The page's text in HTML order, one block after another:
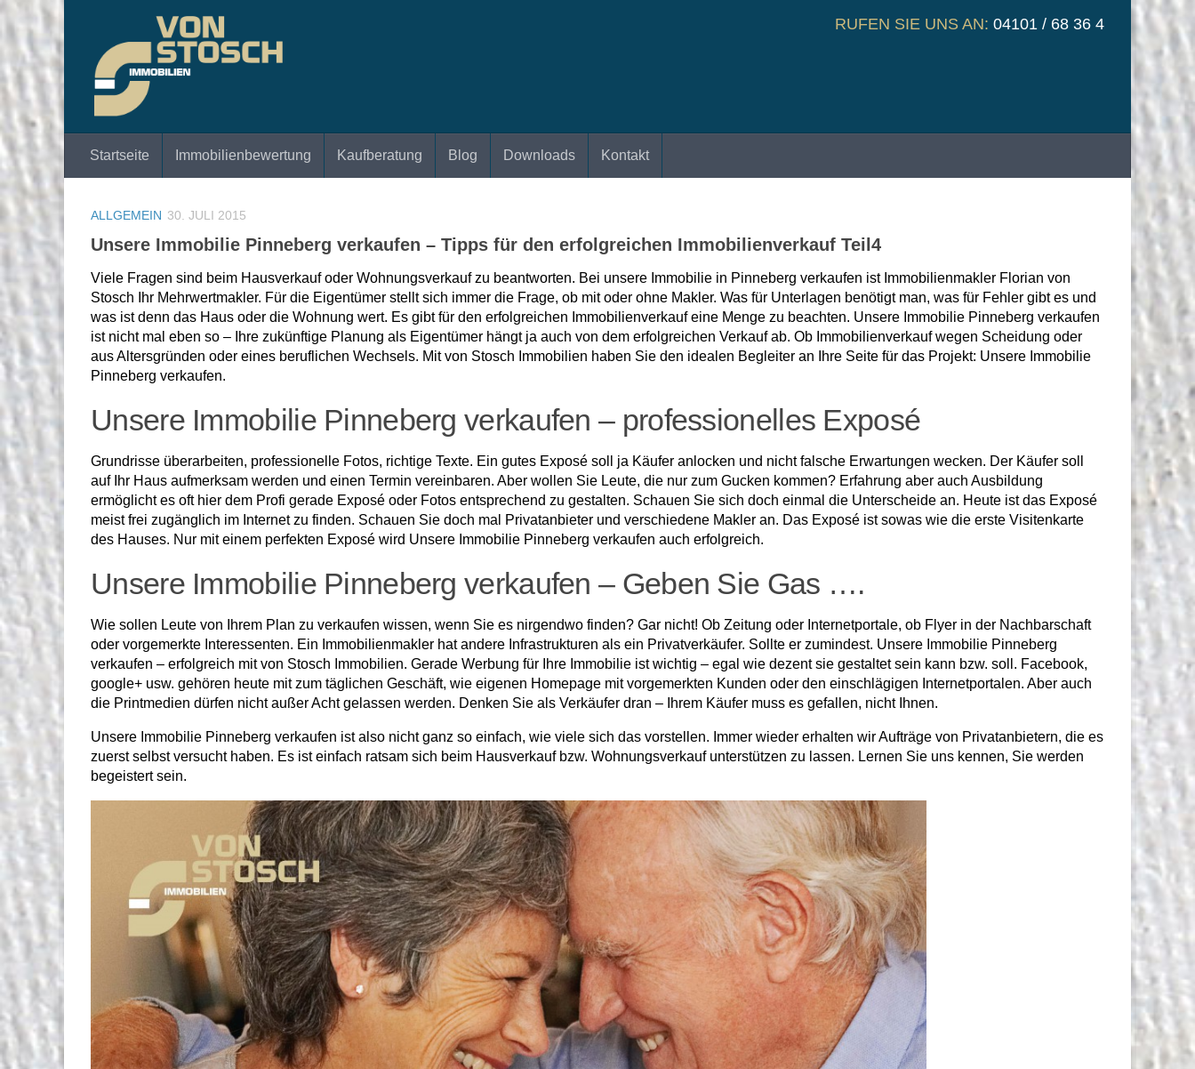
Zum Inhalt springen RUFEN SIE UNS AN: 04101 / 68 36 4
Startseite Immobilienbewertung Kaufberatung Blog Downloads Kontakt
ALLGEMEIN 30. JULI 2015
Unsere Immobilie Pinneberg verkaufen – Tipps für den erfolgreichen Immobilienverkauf Teil4
Viele Fragen sind beim Hausverkauf oder Wohnungsverkauf zu beantworten. Bei unsere Immobilie in Pinneberg verkaufen ist Immobilienmakler Florian von
Stosch Ihr Mehrwertmakler. Für die Eigentümer stellt sich immer die Frage, ob mit oder ohne Makler. Was für Unterlagen benötigt man, was für Fehler gibt es und
was ist denn das Haus oder die Wohnung wert. Es gibt für den erfolgreichen Immobilienverkauf eine Menge zu beachten. Unsere Immobilie Pinneberg verkaufen
ist nicht mal eben so – Ihre zukünftige Planung als Eigentümer hängt ja auch von dem erfolgreichen Verkauf ab. Ob Immobilienverkauf wegen Scheidung oder
aus Altersgründen oder eines beruflichen Wechsels. Mit von Stosch Immobilien haben Sie den idealen Begleiter an Ihre Seite für das Projekt: Unsere Immobilie
Pinneberg verkaufen.
Unsere Immobilie Pinneberg verkaufen – professionelles Exposé
Grundrisse überarbeiten, professionelle Fotos, richtige Texte. Ein gutes Exposé soll ja Käufer anlocken und nicht falsche Erwartungen wecken. Der Käufer soll
auf Ihr Haus aufmerksam werden und einen Termin vereinbaren. Aber wollen Sie Leute, die nur zum Gucken kommen? Erfahrung aber auch Ausbildung
ermöglicht es oft hier dem Profi gerade Exposé oder Fotos entsprechend zu gestalten. Schauen Sie sich doch einmal die Unterscheide an. Heute ist das Exposé
meist frei zugänglich im Internet zu finden. Schauen Sie doch mal Privatanbieter und verschiedene Makler an. Das Exposé ist sowas wie die erste Visitenkarte
des Hauses. Nur mit einem perfekten Exposé wird Unsere Immobilie Pinneberg verkaufen auch erfolgreich.
Unsere Immobilie Pinneberg verkaufen – Geben Sie Gas ….
Wie sollen Leute von Ihrem Plan zu verkaufen wissen, wenn Sie es nirgendwo finden? Gar nicht! Ob Zeitung oder Internetportale, ob Flyer in der Nachbarschaft
oder vorgemerkte Interessenten. Ein Immobilienmakler hat andere Infrastrukturen als ein Privatverkäufer. Sollte er zumindest. Unsere Immobilie Pinneberg
verkaufen – erfolgreich mit von Stosch Immobilien. Gerade Werbung für Ihre Immobilie ist wichtig – egal wie dezent sie gestaltet sein kann bzw. soll. Facebook,
google+ usw. gehören heute mit zum täglichen Geschäft, wie eigenen Homepage mit vorgemerkten Kunden oder den einschlägigen Internetportalen. Aber auch
die Printmedien dürfen nicht außer Acht gelassen werden. Denken Sie als Verkäufer dran – Ihrem Käufer muss es gefallen, nicht Ihnen.
Unsere Immobilie Pinneberg verkaufen ist also nicht ganz so einfach, wie viele sich das vorstellen. Immer wieder erhalten wir Aufträge von Privatanbietern, die es
zuerst selbst versucht haben. Es ist einfach ratsam sich beim Hausverkauf bzw. Wohnungsverkauf unterstützen zu lassen. Lernen Sie uns kennen, Sie werden
begeistert sein.